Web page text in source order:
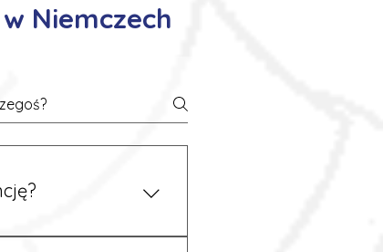
Niemczech
z nami telefonicznie.